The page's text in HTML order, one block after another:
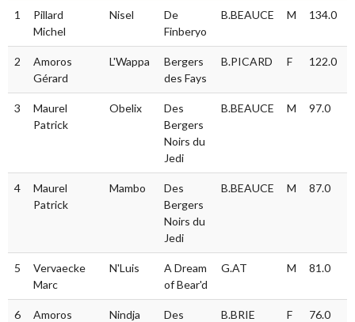
# Conducteur
Nom du
Affixe Race S Résultat
1
Pillard
Michel
Nisel
De
Finberyo
B.BEAUCE M 134.0
2
Amoros
Gérard
L'Wappa
Bergers
des Fays
B.PICARD F 122.0
3
Maurel
Patrick
Obelix
Des
Bergers
Noirs du
Jedi
B.BEAUCE M 97.0
4
Maurel
Patrick
Mambo
Des
Bergers
Noirs du
Jedi
B.BEAUCE M 87.0
5
Vervaecke
Marc
N'Luis
A Dream
of Bear'd
G.AT M 81.0
6
Amoros
Nindja
Des
B.BRIE F 76.0